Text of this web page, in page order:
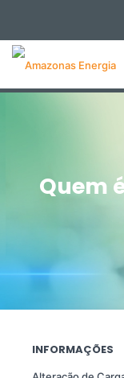
Quem
INFORMAÇÕES